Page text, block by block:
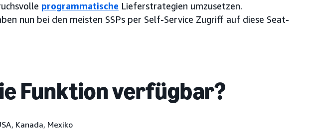
programmatische Lieferstrategien umzusetzen.
nun bei den meisten SSPs per Self-Service Zugriff auf diese Seat-
Funktion verfügbar?
Kanada, Mexiko